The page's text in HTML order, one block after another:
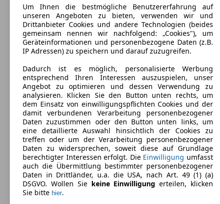
ab 4077 x 1751 x 1604 mm
Leistung:
66 KW (90 PS)
Türen:
5
Sitze:
Kofferraum:
318 - 1386 Liter
Anhängelast:
750 kg
Ford B-MAX (2012 - 2017)
Maße (L/B/H):
ab 4077 x 1751 x 1604 mm
Um Ihnen die bestmögliche Benutzererfahrung auf
unseren Angeboten zu bieten, verwenden wir und
Drittanbieter Cookies und andere Technologien (beides
gemeinsam nennen wir nachfolgend: „Cookies"), um
Geräteinformationen und personenbezogene Daten (z.B.
IP Adressen) zu speichern und darauf zuzugreifen.
Dadurch ist es möglich, personalisierte Werbung
entsprechend Ihren Interessen auszuspielen, unser
Angebot zu optimieren und dessen Verwendung zu
analysieren. Klicken Sie den Button unten rechts, um
dem Einsatz von einwilligungspflichten Cookies und der
damit verbundenen Verarbeitung personenbezogener
Daten zuzustimmen oder den Button unten links, um
eine detaillierte Auswahl hinsichtlich der Cookies zu
treffen oder um der Verarbeitung personenbezogener
Daten zu widersprechen, soweit diese auf Grundlage
berechtigter Interessen erfolgt. Die Einwilligung umfasst
auch die Übermittlung bestimmter personenbezogener
Daten in Drittländer, u.a. die USA, nach Art. 49 (1) (a)
DSGVO. Wollen Sie keine Einwilligung erteilen, klicken
Sie bitte hier.